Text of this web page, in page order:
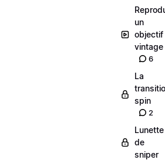
un
objectif
vintage
6
La
spin
2
Lunette
de
sniper